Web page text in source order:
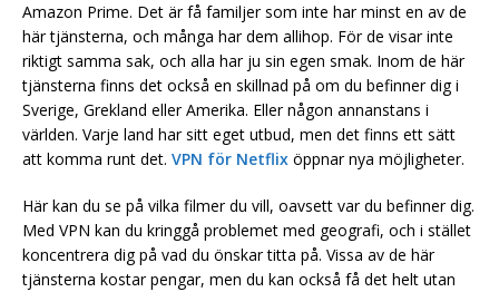
Amazon Prime. Det är få familjer som inte har minst en av de
här tjänsterna, och många har dem allihop. För de visar inte
riktigt samma sak, och alla har ju sin egen smak. Inom de här
tjänsterna finns det också en skillnad på om du befinner dig i
Sverige, Grekland eller Amerika. Eller någon annanstans i
världen. Varje land har sitt eget utbud, men det finns ett sätt
att komma runt det. VPN för Netflix öppnar nya möjligheter.
Här kan du se på vilka filmer du vill, oavsett var du befinner dig.
Med VPN kan du kringgå problemet med geografi, och i stället
koncentrera dig på vad du önskar titta på. Vissa av de här
tjänsterna kostar pengar, men du kan också få det helt utan